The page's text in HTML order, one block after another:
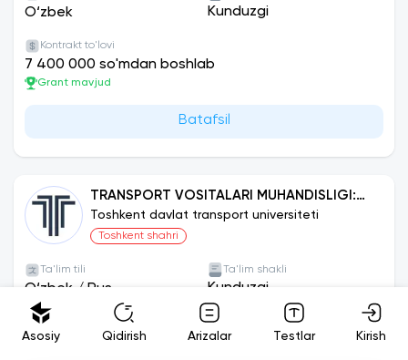
O‘zbek Kunduzgi
Kontrakt to'lovi
7 400 000 so'mdan boshlab
Grant mavjud
Batafsil
TRANSPORT VOSITALARI MUHANDISLIGI:
LOKOMOTIVLAR
Toshkent davlat transport universiteti
Toshkent shahri
Ta'lim tili
O‘zbek / Rus
Ta'lim shakli
Kunduzgi
Kontrakt to'lovi
7 400 000 so'mdan boshlab
Asosiy Qidirish Arizalar Testlar Kirish